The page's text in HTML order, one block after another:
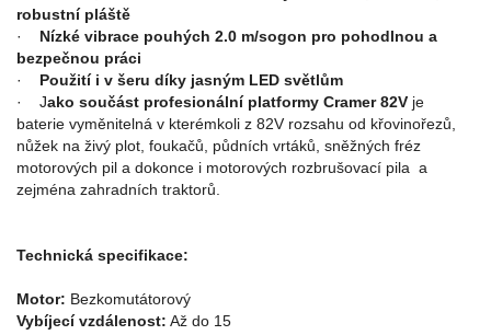
robustní pláště
· Nízké vibrace pouhých 2.0 m/sogon pro pohodlnou a
bezpečnou práci
· Použití i v šeru díky jasným LED světlům
· Jako součást profesionální platformy Cramer 82V je
baterie vyměnitelná v kterémkoli z 82V rozsahu od křovinořezů,
nůžek na živý plot, foukačů, půdních vrtáků, sněžných fréz
motorových pil a dokonce i motorových rozbrušovací pila a
zejména zahradních traktorů.
Technická specifikace:
Motor: Bezkomutátorový
Vybíjecí vzdálenost: Až do 15